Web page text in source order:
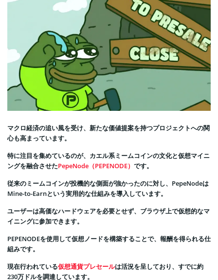
マクロ経済の追い風を受け、新たな価値提案を持つプロジェクトへの関
心も高まっています。
特に注目を集めているのが、カエル系ミームコインの文化と仮想マイニ
ングを融合させたPepeNode（PEPENODE） です。
従来のミームコインが投機的な側面が強かったのに対し、PepeNodeは
Mine-to-Earnという実用的な仕組みを導入しています。
ユーザーは高価なハードウェアを必要とせず、ブラウザ上で仮想的なマ
イニングに参加できます。
PEPENODEを使用して仮想ノードを構築することで、報酬を得られる仕
組みです。
現在行われている仮想通貨プレセールは活況を呈しており、すでに約
230万ドルを調達しています。